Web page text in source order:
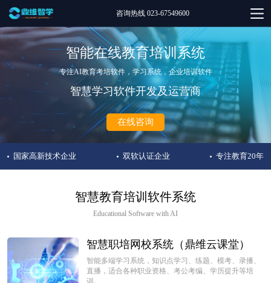
咨询热线 023-67549600
智能在线教育培训系统
专注AI教育考培软件，学习系统，企业培训软件
智慧学习软件开发及运营商
在线咨询
国家高新技术企业 双软认证企业 专注教育20年
智慧教育培训软件系统
Educational Software with AI
智慧职培网校系统（鼎维云课堂）
智能多端学习系统，知识点学习、练题、模考、录播、
直播，适合各种职业资格、考公考编、学历提升等培
训。